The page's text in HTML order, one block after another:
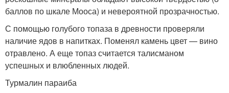
баллов по шкале Мооса) и невероятной прозрачностью.
С помощью голубого топаза в древности проверяли
наличие ядов в напитках. Поменял камень цвет — вино
отравлено. А еще топаз считается талисманом
успешных и влюбленных людей.
Турмалин параиба